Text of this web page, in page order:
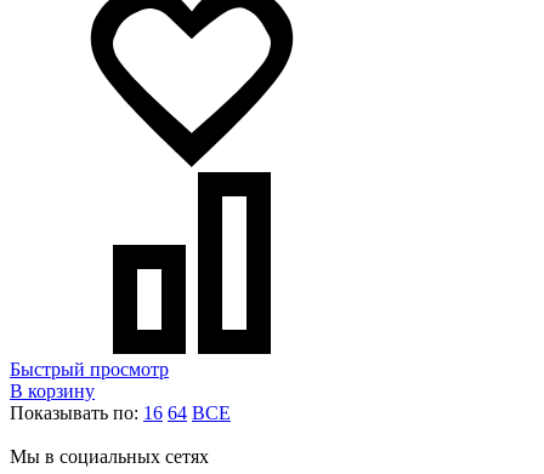
Быстрый просмотр
В корзину
Показывать по: 16 64 ВСЕ
Мы в социальных сетях